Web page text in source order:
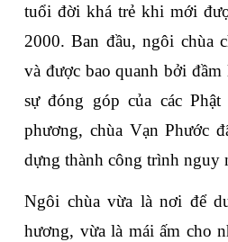
tuổi đời khá trẻ khi mới
2000. Ban đầu, ngôi chùa
và được bao quanh bởi
sự đóng góp của các
phương, chùa Vạn Phước
dựng thành công trình nguy
Ngôi chùa vừa là nơi để
hương, vừa là mái ấm cho